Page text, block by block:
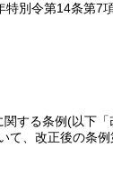
別令第14条第7
する条例(以下「
、改正後の条